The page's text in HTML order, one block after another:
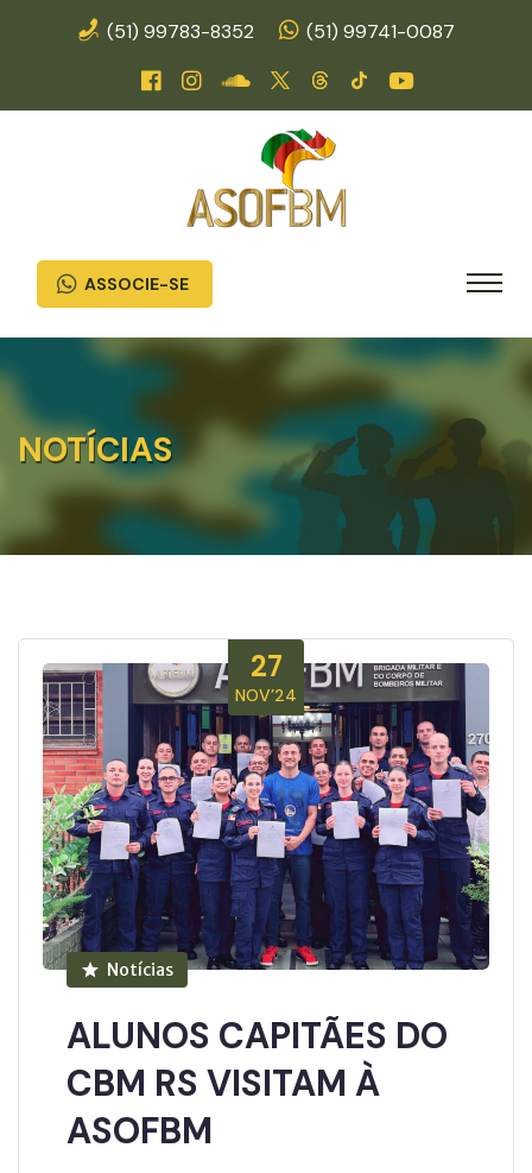
(51) 99783-8352 (51) 99741-0087
ASSOCIE-SE
NOTÍCIAS
27
NOV’24
Notícias
ALUNOS CAPITÃES DO
CBM RS VISITAM À
ASOFBM